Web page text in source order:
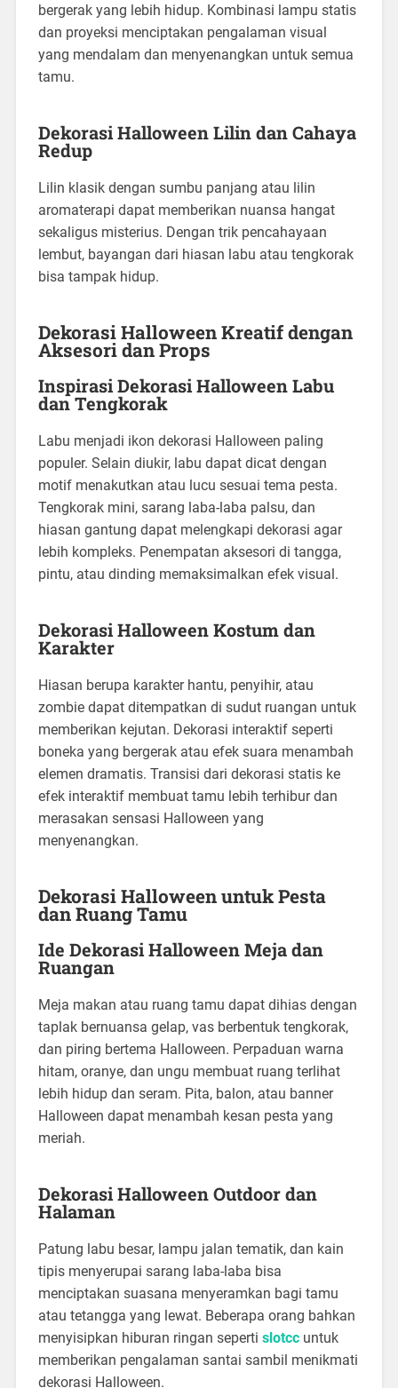
bergerak yang lebih hidup. Kombinasi lampu statis
dan proyeksi menciptakan pengalaman visual
yang mendalam dan menyenangkan untuk semua
tamu.
Dekorasi Halloween Lilin dan Cahaya
Redup
Lilin klasik dengan sumbu panjang atau lilin
aromaterapi dapat memberikan nuansa hangat
sekaligus misterius. Dengan trik pencahayaan
lembut, bayangan dari hiasan labu atau tengkorak
bisa tampak hidup.
Dekorasi Halloween Kreatif dengan
Aksesori dan Props
Inspirasi Dekorasi Halloween Labu
dan Tengkorak
Labu menjadi ikon dekorasi Halloween paling
populer. Selain diukir, labu dapat dicat dengan
motif menakutkan atau lucu sesuai tema pesta.
Tengkorak mini, sarang laba-laba palsu, dan
hiasan gantung dapat melengkapi dekorasi agar
lebih kompleks. Penempatan aksesori di tangga,
pintu, atau dinding memaksimalkan efek visual.
Dekorasi Halloween Kostum dan
Karakter
Hiasan berupa karakter hantu, penyihir, atau
zombie dapat ditempatkan di sudut ruangan untuk
memberikan kejutan. Dekorasi interaktif seperti
boneka yang bergerak atau efek suara menambah
elemen dramatis. Transisi dari dekorasi statis ke
efek interaktif membuat tamu lebih terhibur dan
merasakan sensasi Halloween yang
menyenangkan.
Dekorasi Halloween untuk Pesta
dan Ruang Tamu
Ide Dekorasi Halloween Meja dan
Ruangan
Meja makan atau ruang tamu dapat dihias dengan
taplak bernuansa gelap, vas berbentuk tengkorak,
dan piring bertema Halloween. Perpaduan warna
hitam, oranye, dan ungu membuat ruang terlihat
lebih hidup dan seram. Pita, balon, atau banner
Halloween dapat menambah kesan pesta yang
meriah.
Dekorasi Halloween Outdoor dan
Halaman
Patung labu besar, lampu jalan tematik, dan kain
tipis menyerupai sarang laba-laba bisa
menciptakan suasana menyeramkan bagi tamu
atau tetangga yang lewat. Beberapa orang bahkan
menyisipkan hiburan ringan seperti slotccuntuk
memberikan pengalaman santai sambil menikmati
dekorasi Halloween.